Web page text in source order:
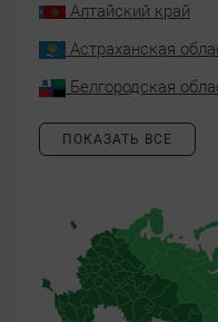
Алтайский край
Астраханская
Белгородская
ПОКАЗАТЬ ВСЕ